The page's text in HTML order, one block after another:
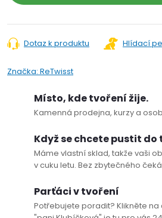
Dotaz k produktu Hlídací
Značka: ReTwisst
Místo, kde tvoření žije.
Kamenná prodejna, kurzy a
Když se chcete pustit
Máme vlastní sklad, takže vaši
v cuku letu. Bez zbytečného
Parťáci v tvoření
Potřebujete poradit? Klikněte